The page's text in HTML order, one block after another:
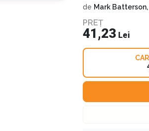
de Mark Batterson,
PREȚ
41,23 Lei